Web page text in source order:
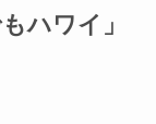
ハワイ」